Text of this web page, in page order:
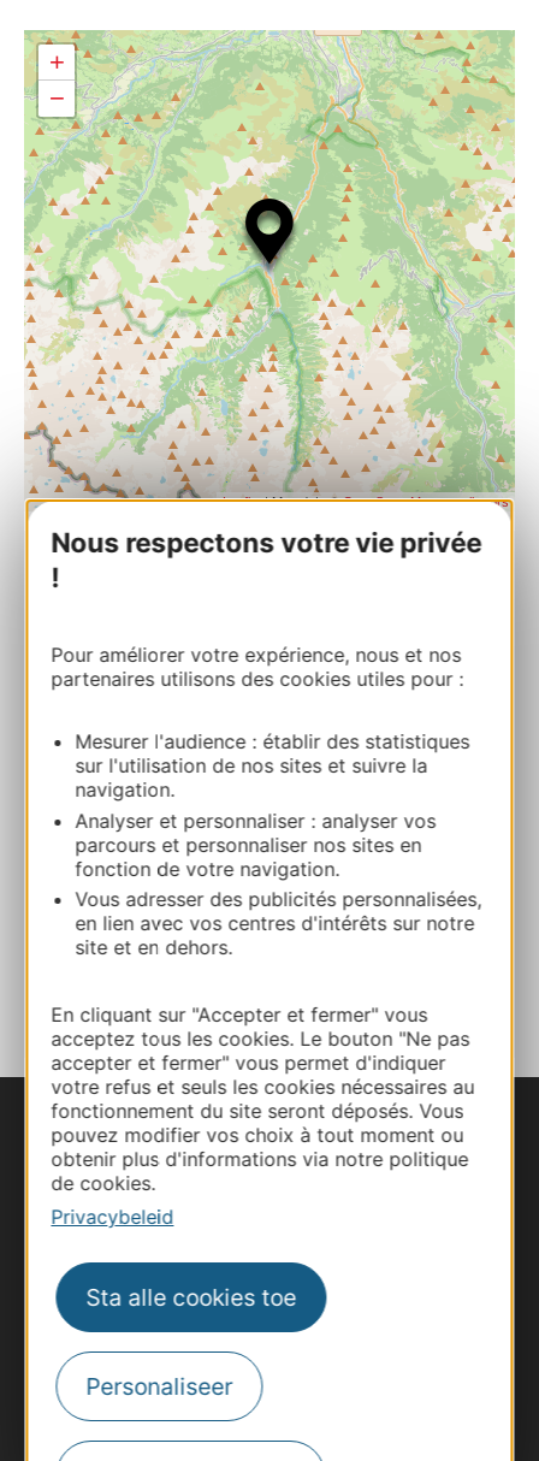
Nous respectons votre vie privée
!
Pour améliorer votre expérience, nous et nos
partenaires utilisons des cookies utiles pour :
Mesurer l'audience : établir des statistiques
sur l'utilisation de nos sites et suivre la
navigation.
Analyser et personnaliser : analyser vos
parcours et personnaliser nos sites en
fonction de votre navigation.
Vous adresser des publicités personnalisées,
en lien avec vos centres d'intérêts sur notre
site et en dehors.
En cliquant sur "Accepter et fermer" vous
acceptez tous les cookies. Le bouton "Ne pas
accepter et fermer" vous permet d'indiquer
votre refus et seuls les cookies nécessaires au
fonctionnement du site seront déposés. Vous
pouvez modifier vos choix à tout moment ou
obtenir plus d'informations via notre politique
de cookies.
Privacybeleid
Sta alle cookies toe
Personaliseer
+
−
Leaflet| Map data ©OpenStreetMap contributors
Bereken uw route
05 62 92 50 50
E-mail
Website